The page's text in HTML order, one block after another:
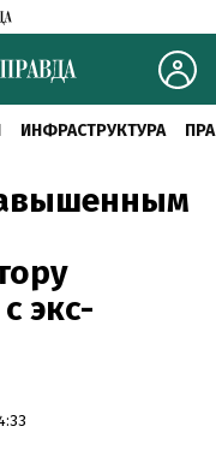
ИНФРАСТРУКТУРА
экс-